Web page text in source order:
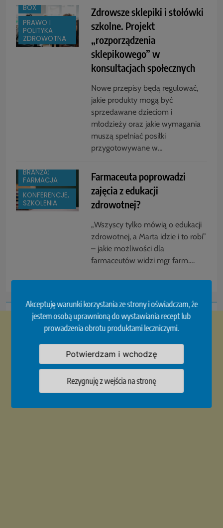
Akceptuję warunki korzystania ze strony i oświadczam, że
jestem osobą uprawnioną do wystawiania recept lub
prowadzenia obrotu produktami leczniczymi.
Potwierdzam i wchodzę
Rezygnuję z wejścia na stronę
BOX
PRAWO I
POLITYKA
ZDROWOTNA
Zdrowsze sklepiki i stołówki
szkolne. Projekt
„rozporządzenia
sklepikowego” w
konsultacjach społecznych
Nowe przepisy będą regulować,
jakie produkty mogą być
sprzedawane dzieciom i
młodzieży oraz jakie wymagania
muszą spełniać posiłki
przygotowywane w…
BRANŻA:
FARMACJA
KONFERENCJE,
SZKOLENIA
Farmaceuta poprowadzi
zajęcia z edukacji
zdrowotnej?
„Wszyscy tylko mówią o edukacji
zdrowotnej, a Marta idzie i to robi”
– jakie możliwości dla
farmaceutów widzi mgr farm….